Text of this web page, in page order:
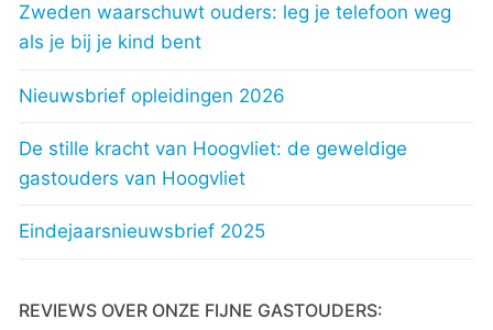
Zweden waarschuwt ouders: leg je telefoon weg
als je bij je kind bent
Nieuwsbrief opleidingen 2026
De stille kracht van Hoogvliet: de geweldige
gastouders van Hoogvliet
Eindejaarsnieuwsbrief 2025
REVIEWS OVER ONZE FIJNE GASTOUDERS: